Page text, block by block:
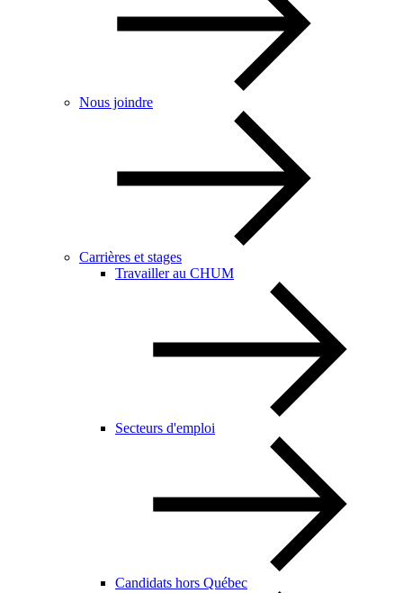
Nous joindre
Carrières et stages
Travailler au CHUM
Secteurs d'emploi
Candidats hors Québec